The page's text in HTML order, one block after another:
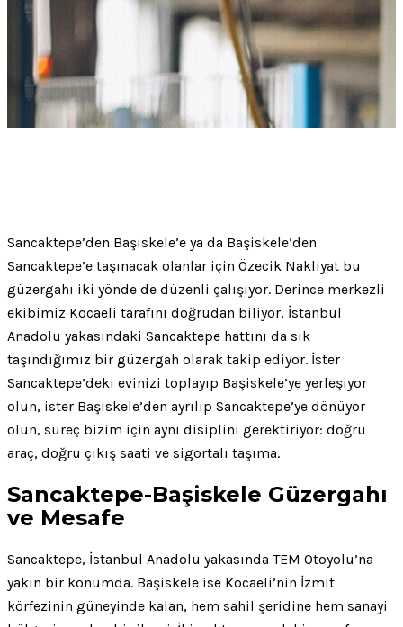
Sancaktepe’den Başiskele’e ya da Başiskele’den
Sancaktepe’e taşınacak olanlar için Özecik Nakliyat bu
güzergahı iki yönde de düzenli çalışıyor. Derince merkezli
ekibimiz Kocaeli tarafını doğrudan biliyor, İstanbul
Anadolu yakasındaki Sancaktepe hattını da sık
taşındığımız bir güzergah olarak takip ediyor. İster
Sancaktepe’deki evinizi toplayıp Başiskele’ye yerleşiyor
olun, ister Başiskele’den ayrılıp Sancaktepe’ye dönüyor
olun, süreç bizim için aynı disiplini gerektiriyor: doğru
araç, doğru çıkış saati ve sigortalı taşıma.
Sancaktepe-Başiskele Güzergahı
ve Mesafe
Sancaktepe, İstanbul Anadolu yakasında TEM Otoyolu’na
yakın bir konumda. Başiskele ise Kocaeli’nin İzmit
körfezinin güneyinde kalan, hem sahil şeridine hem sanayi